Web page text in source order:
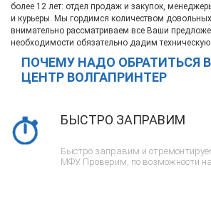
более 12 лет: отдел продаж и закупок,
и курьеры. Мы гордимся количеством
внимательно рассматриваем все Ваши
необходимости обязательно дадим техническую
ПОЧЕМУ НАДО ОБРАТИТЬСЯ
ЦЕНТР ВОЛГАПРИНТЕР
БЫСТРО ЗАПРАВИМ
Быстро заправим и
МФУ. Проверим, по возможности